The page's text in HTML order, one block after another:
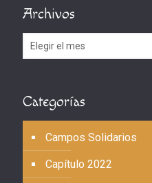
Archivos
Archivos
Categorías
Campos Solidarios
Capítulo 2022